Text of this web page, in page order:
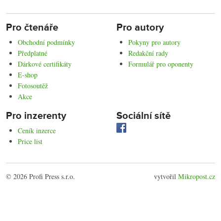
Pro čtenáře
Obchodní podmínky
Předplatné
Dárkové certifikáty
E-shop
Fotosoutěž
Akce
Pro autory
Pokyny pro autory
Redakční rady
Formulář pro oponenty
Pro inzerenty
Ceník inzerce
Price list
Sociální sítě
© 2026 Profi Press s.r.o. vytvořil Mikropost.cz